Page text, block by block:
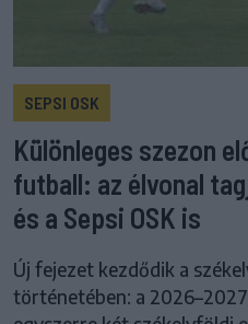
SEPSI OSK
Különleges szezon
futball: az élvonal
és a Sepsi OSK is
Új fejezet kezdődik a
történetében: a